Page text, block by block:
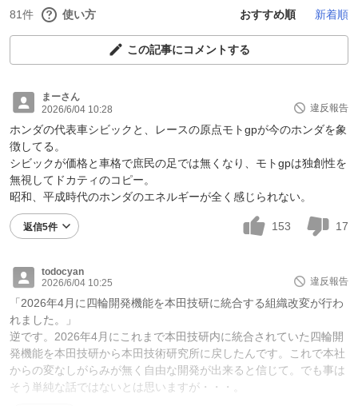
81件 使い方 おすすめ順 新着順
この記事にコメントする
まーさん
2026/6/04 10:28
違反報告
ホンダの代表車シビックと、レースの原点モトgpが今のホンダを象
徴してる。
シビックが価格と車格で庶民の足では無くなり、モトgpは独創性を
無視してドカティのコピー。
昭和、平成時代のホンダのエネルギーが全く感じられない。
返信5件 153 17
todocyan
2026/6/04 10:25
違反報告
「2026年4月に四輪開発機能を本田技研に統合する組織改変が行わ
れました。」
逆です。2026年4月にこれまで本田技研内に統合されていた四輪開
発機能を本田技研から本田技術研究所に戻したんです。これで本社
からの変なしがらみが無く自由な開発が出来ると信じて。でも事は
そう単純な話ではないとは思いますが・・・。